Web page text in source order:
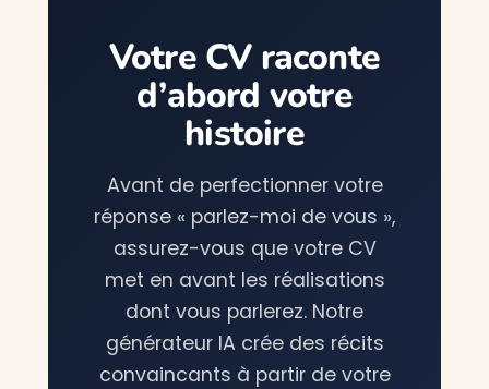
Votre CV raconte
d’abord votre
histoire
Avant de perfectionner votre
réponse « parlez-moi de vous »,
assurez-vous que votre CV
met en avant les réalisations
dont vous parlerez. Notre
générateur IA crée des récits
convaincants à partir de votre